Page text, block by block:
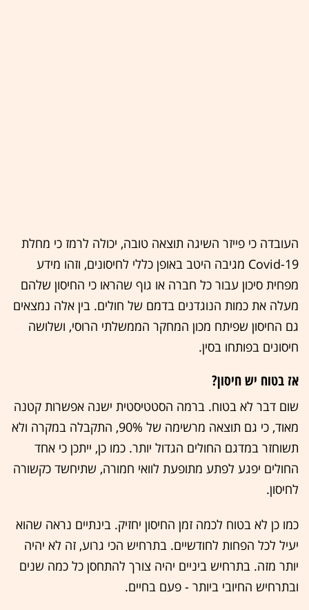
העובדה כי פייזר השיגה תוצאה טובה, יכולה לרמז כי מחלת
Covid-19 מגיבה היטב באופן כללי לחיסונים, וזהו מידע
מפחית סיכון עבור כל חברה או גוף שהראו כי החיסון שלהם
מעלה את כמות הנוגדנים בדמם של חולים. בין אלה נמצאים
גם החיסון שפיתח מכון המחקר הממשלתי הרוסי, ושלושה
חיסונים בפותחו בסין.
אז בטוח יש חיסון?
שום דבר לא בטוח. ברמה הסטטיסטית ישנה אפשרות קטנה
מאוד, כי גם תוצאה מרשימה של 90%, התקבלה במקרה ולא
תשוחזר במדגם החולים הגדול יותר. כמו כן, ייתכן כי אחד
החולים יפגע לפתע מתופעת לוואי חמורה, שתיחשד כקשורה
לחיסון.
כמו כן לא בטוח לכמה זמן החיסון יחזיק. בינתיים נראה שהוא
יעיל לכל הפחות לחודשיים. בתרחיש הכי גרוע, זה לא יהיה
יותר מזה. בתרחיש ביניים יהיה צורך להתחסן כל כמה שנים
ובתרחיש החיובי ביותר - פעם בחיים.